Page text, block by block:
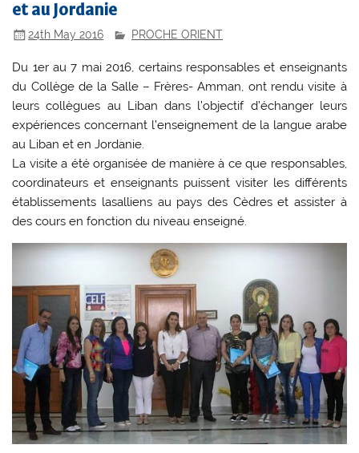
et au Jordanie
24th May 2016 PROCHE ORIENT
Du 1er au 7 mai 2016, certains responsables et enseignants
du Collège de la Salle – Frères- Amman, ont rendu visite à
leurs collègues au Liban dans l’objectif d’échanger leurs
expériences concernant l’enseignement de la langue arabe
au Liban et en Jordanie.
La visite a été organisée de manière à ce que responsables,
coordinateurs et enseignants puissent visiter les différents
établissements lasalliens au pays des Cèdres et assister à
des cours en fonction du niveau enseigné.